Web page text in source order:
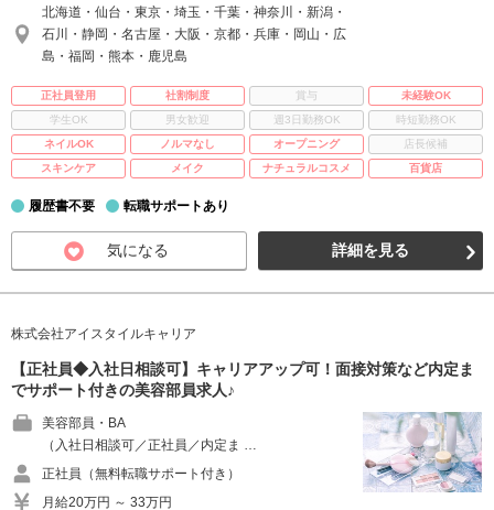
北海道・仙台・東京・埼玉・千葉・神奈川・新潟・
石川・静岡・名古屋・大阪・京都・兵庫・岡山・広
島・福岡・熊本・鹿児島
正社員登用 社割制度 賞与
未経験OK
学生OK
男女歓迎 週3日勤務OK
時短勤務OK
ネイルOK
ノルマなし オープニング
店長候補
スキンケア
メイク ナチュラルコスメ 百貨店
履歴書不要 転職サポートあり
気になる 詳細を見る
株式会社アイスタイルキャリア
【正社員◆入社日相談可】キャリアアップ可！面接対策など内定ま
でサポート付きの美容部員求人♪
美容部員・BA
（入社日相談可／正社員／内定ま …
正社員（無料転職サポート付き）
月給20万円 ～ 33万円